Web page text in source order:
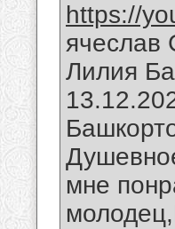
https://
ячеслав
Лилия
мне